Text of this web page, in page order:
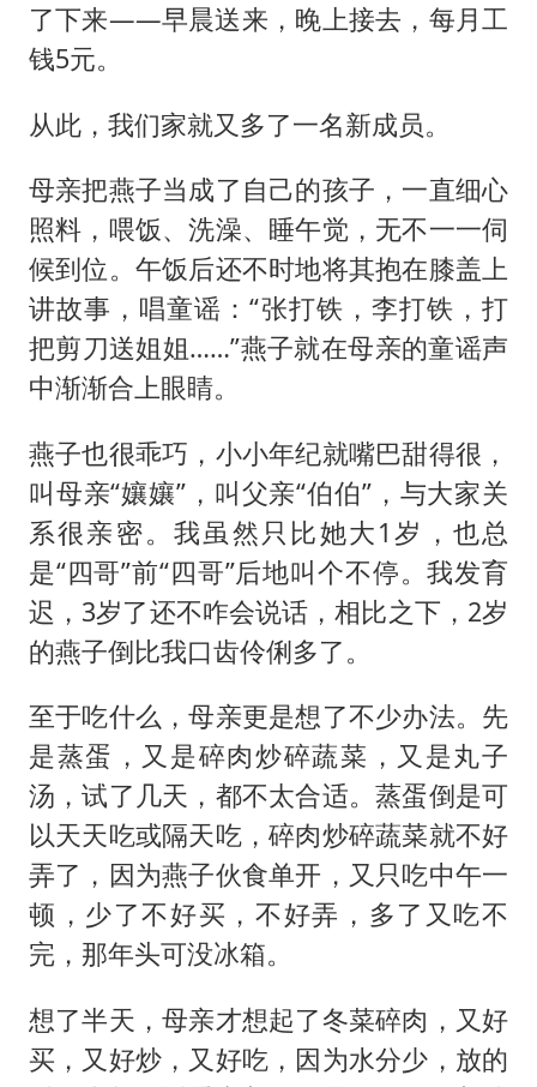
了下来——早晨送来，晚上接去，每月工
钱5元。
从此，我们家就又多了一名新成员。
母亲把燕子当成了自己的孩子，一直细心
照料，喂饭、洗澡、睡午觉，无不一一伺
候到位。午饭后还不时地将其抱在膝盖上
讲故事，唱童谣：“张打铁，李打铁，打
把剪刀送姐姐……”燕子就在母亲的童谣声
中渐渐合上眼睛。
燕子也很乖巧，小小年纪就嘴巴甜得很，
叫母亲“孃孃”，叫父亲“伯伯”，与大家关
系很亲密。我虽然只比她大1岁，也总
是“四哥”前“四哥”后地叫个不停。我发育
迟，3岁了还不咋会说话，相比之下，2岁
的燕子倒比我口齿伶俐多了。
至于吃什么，母亲更是想了不少办法。先
是蒸蛋，又是碎肉炒碎蔬菜，又是丸子
汤，试了几天，都不太合适。蒸蛋倒是可
以天天吃或隔天吃，碎肉炒碎蔬菜就不好
弄了，因为燕子伙食单开，又只吃中午一
顿，少了不好买，不好弄，多了又吃不
完，那年头可没冰箱。
想了半天，母亲才想起了冬菜碎肉，又好
买，又好炒，又好吃，因为水分少，放的